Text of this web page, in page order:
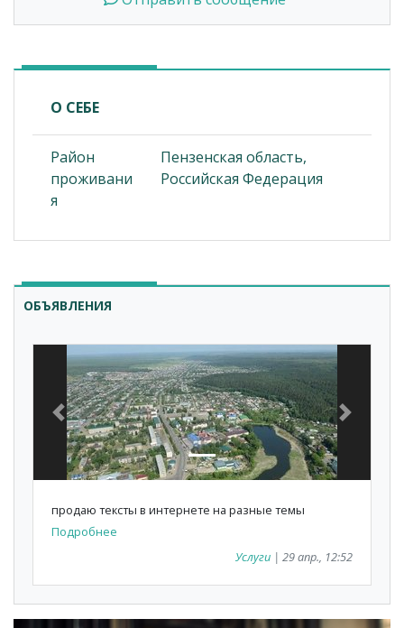
О СЕБЕ
Район
проживани
я
Пензенская область,
Российская Федерация
ОБЪЯВЛЕНИЯ
Previous Next
продаю тексты в интернете на разные темы
Подробнее
Услуги | 29 апр., 12:52